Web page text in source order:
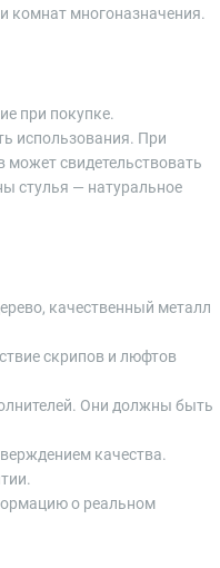
комнат многоназначения.
при покупке.
использования. При
может свидетельствовать
стулья — натуральное
качественный металл
скрипов и люфтов
Они должны быть
качества.
о реальном